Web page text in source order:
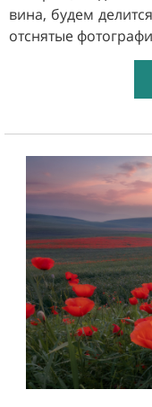
вина, будем
отснятые